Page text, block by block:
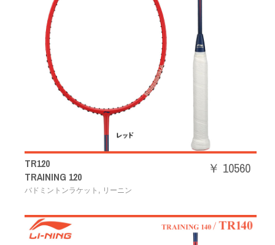
TR120
TRAINING 120
バドミントンラケット , リーニン
￥ 10560